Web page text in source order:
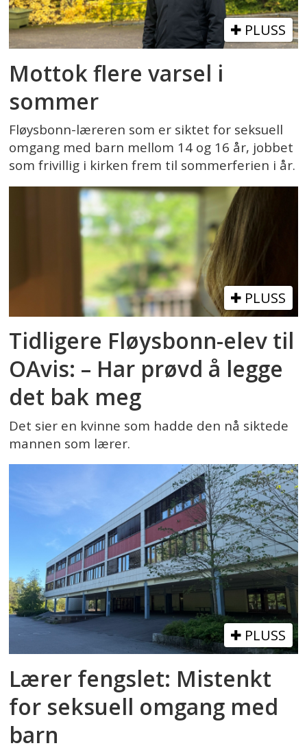
PLUSS
Mottok flere varsel i
sommer
Fløysbonn-læreren som er siktet for seksuell
omgang med barn mellom 14 og 16 år, jobbet
som frivillig i kirken frem til sommerferien i år.
PLUSS
Tidligere Fløysbonn-elev til
OAvis: – Har prøvd å legge
det bak meg
Det sier en kvinne som hadde den nå siktede
mannen som lærer.
PLUSS
Lærer fengslet: Mistenkt
for seksuell omgang med
barn